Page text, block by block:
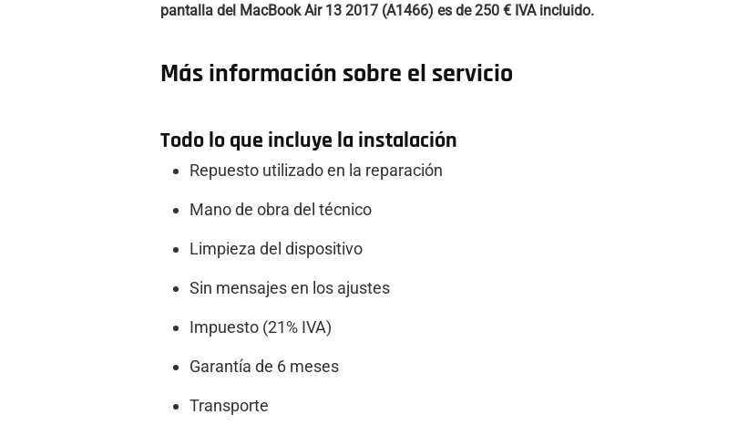
pantalla del MacBook Air 13 2017 (A1466) es de 250 € IVA incluido.
Más información sobre el servicio
Todo lo que incluye la instalación
Repuesto utilizado en la reparación
Mano de obra del técnico
Limpieza del dispositivo
Sin mensajes en los ajustes
Impuesto (21% IVA)
Garantía de 6 meses
Transporte